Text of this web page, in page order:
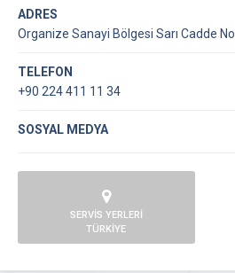
ADRES
Organize Sanayi Bölgesi Sarı Cadde
TELEFON
+90 224 411 11 34
SOSYAL MEDYA
SERVİS YERLERİ
TÜRKİYE